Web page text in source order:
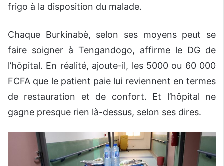
frigo à la disposition du malade.
Chaque Burkinabè, selon ses moyens peut se
faire soigner à Tengandogo, affirme le DG de
l’hôpital. En réalité, ajoute-il, les 5000 ou 60 000
FCFA que le patient paie lui reviennent en termes
de restauration et de confort. Et l’hôpital ne
gagne presque rien là-dessus, selon ses dires.